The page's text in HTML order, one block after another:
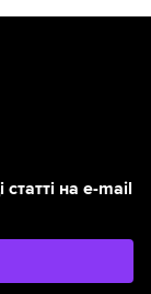
на e-mail